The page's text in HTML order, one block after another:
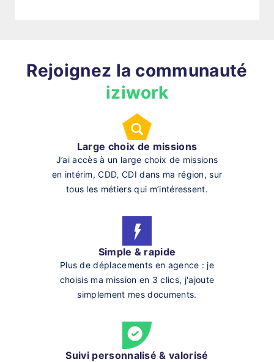
Rejoignez la communauté
iziwork
Large choix de missions
J’ai accès à un large choix de missions
en intérim, CDD, CDI dans ma région, sur
tous les métiers qui m’intéressent.
Simple & rapide
Plus de déplacements en agence : je
choisis ma mission en 3 clics, j'ajoute
simplement mes documents.
Suivi personnalisé & valorisé